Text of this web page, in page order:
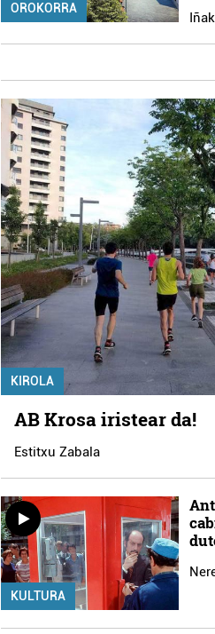
OROKORRA
KIROLA
AB Krosa iristear da!
Estitxu Zabala
KULTURA